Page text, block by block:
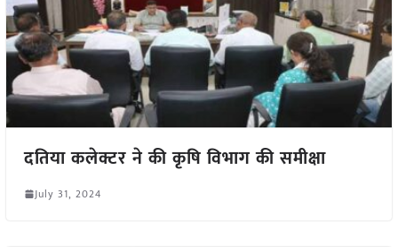
दतिया कलेक्टर ने की कृषि विभाग की समीक्षा
July 31, 2024